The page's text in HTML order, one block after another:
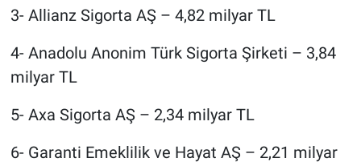
3- Allianz Sigorta AŞ – 4,82 milyar TL
4- Anadolu Anonim Türk Sigorta Şirketi – 3,84
milyar TL
5- Axa Sigorta AŞ – 2,34 milyar TL
6- Garanti Emeklilik ve Hayat AŞ – 2,21 milyar